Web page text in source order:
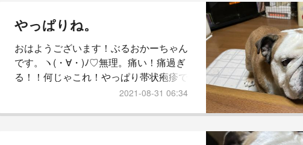
やっぱりね。
おはようございます！ぶるおかーちゃん
です。ヽ(・∀・)ﾉ♡無理。痛い！痛過ぎ
る！！何じゃこれ！やっぱり帯状疱疹で
した。めちゃくちゃ広がってきてどこが
します。坊っちゃんは、知ってか知らず
2021-08-31 06:34